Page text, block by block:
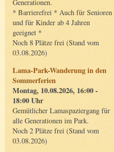
Generationen.
* Barrierefrei * Auch für Senioren
und für Kinder ab 4 Jahren
geeignet *
Noch 8 Plätze frei (Stand vom
03.08.2026)
Lama-Park-Wanderung in den
Sommerferien
Montag, 10.08.2026, 16:00 -
18:00 Uhr
Gemütlicher Lamaspaziergang für
alle Generationen im Park.
Noch 2 Plätze frei (Stand vom
03.08.2026)